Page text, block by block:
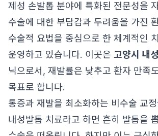
제성 손발톱 분야에 특화된 전문성을
수술에 대한 부담감과 두려움을 가진
수술적 요법을 중심으로 한 체계적인
운영하고 있습니다. 이곳은 고양시 내
닉으로서, 재발률은 낮추고 환자 만족
목표로 합니다.
통증과 재발을 최소화하는 비수술 교
내성발톱 치료라고 하면 흔히 발톱을